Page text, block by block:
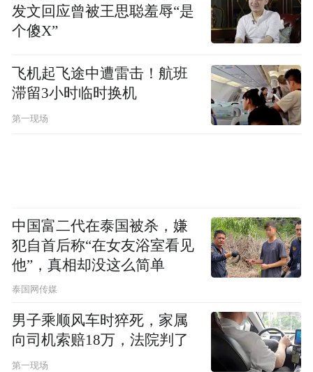
发文回应曾被王思聪羞辱“是
个傻X”
飞机起飞途中遭雷击！航班
滞留3小时临时换机
第一现场
中国富二代在泰国被杀，嫌
犯自首后称“在女友浴室看见
他”，真相却没这么简单
泰国网传媒
男子乘顺风车时猝死，家属
向司机索赔18万，法院判了
第一现场